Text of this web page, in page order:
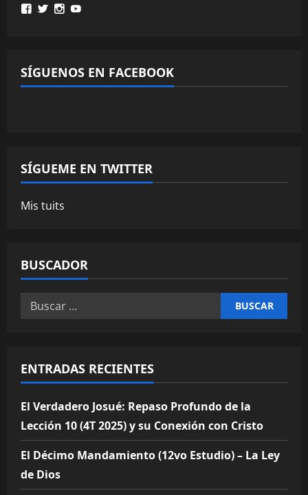
Ver
Facebook
VerVerVer
SÍGUENOS EN FACEBOOK
SÍGUEME EN TWITTER
Mis tuits
BUSCADOR
Buscar:
ENTRADAS RECIENTES
El Verdadero Josué: Repaso Profundo de la
Lección 10 (4T 2025) y su Conexión con Cristo
El Décimo Mandamiento (12vo Estudio) – La Ley
de Dios